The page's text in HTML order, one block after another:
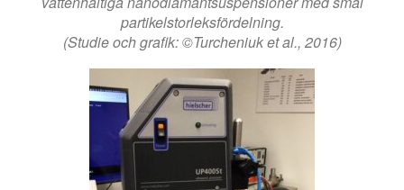
partikelstorleksfördelning.
(Studie och grafik: ©Turcheniuk et al., 2016)